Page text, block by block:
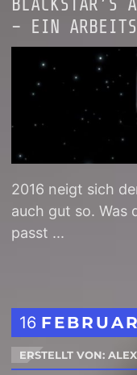
BLACKSTAR’S
– EIN
2016 neigt sich
auch gut so. Was
passt ...
16
ERSTELLT VON: